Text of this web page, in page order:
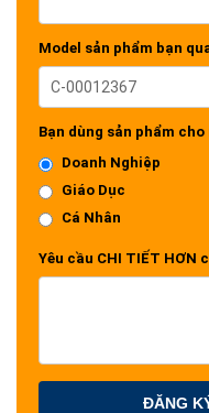
Model sản phẩm bạn
Bạn dùng sản phẩm cho
Doanh Nghiệp
Giáo Dục
Cá Nhân
Yêu cầu CHI TIẾT HƠN
ĐĂNG